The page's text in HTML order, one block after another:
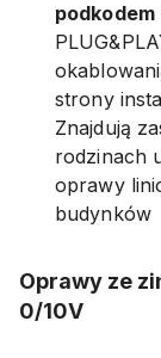
podkodem
strony
Znajdują
rodzinach
oprawy
budynków
Oprawy ze
0/10V